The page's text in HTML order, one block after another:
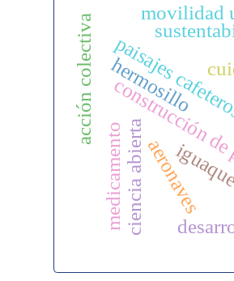
aeronaves
construcción
paisajes
ciencia abierta
acción colectiva
movilidad
hermosillo
medicamento